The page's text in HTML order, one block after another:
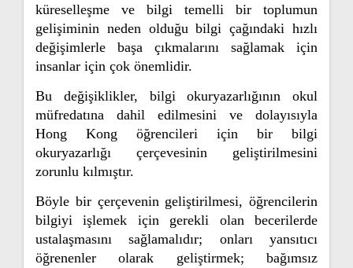
küreselleşme ve bilgi temelli bir toplumun
gelişiminin neden olduğu bilgi çağındaki hızlı
değişimlerle başa çıkmalarını sağlamak için
insanlar için çok önemlidir.
Bu değişiklikler, bilgi okuryazarlığının okul
müfredatına dahil edilmesini ve dolayısıyla
Hong Kong öğrencileri için bir bilgi
okuryazarlığı çerçevesinin geliştirilmesini
zorunlu kılmıştır.
Böyle bir çerçevenin geliştirilmesi, öğrencilerin
bilgiyi işlemek için gerekli olan becerilerde
ustalaşmasını sağlamalıdır; onları yansıtıcı
öğrenenler olarak geliştirmek; bağımsız